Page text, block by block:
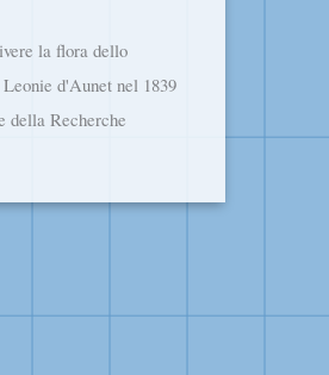
la flora dello
d'Aunet nel 1839
della Recherche